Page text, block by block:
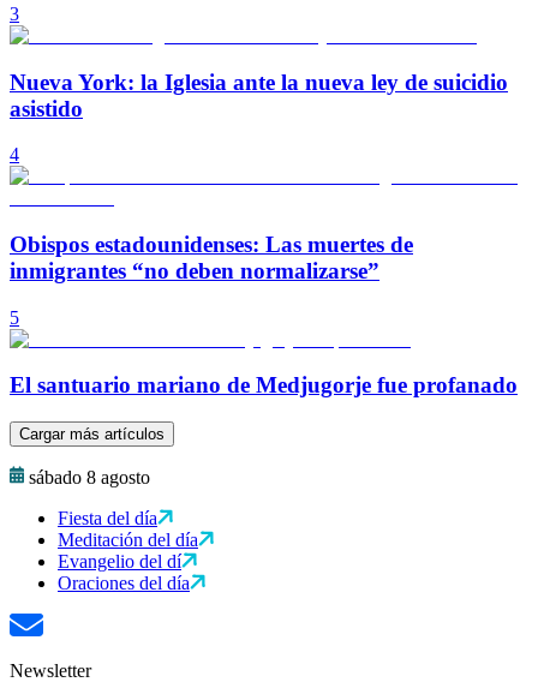
3
Nueva York: la Iglesia ante la nueva ley de suicidio
asistido
4
Obispos estadounidenses: Las muertes de
inmigrantes “no deben normalizarse”
5
El santuario mariano de Medjugorje fue profanado
Cargar más artículos
sábado 8 agosto
Fiesta del día
Meditación del día
Evangelio del dí
Oraciones del día
Newsletter